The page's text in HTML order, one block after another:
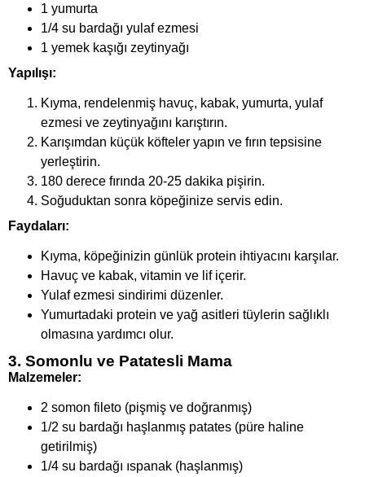
1 yumurta
1/4 su bardağı yulaf ezmesi
1 yemek kaşığı zeytinyağı
Yapılışı:
Kıyma, rendelenmiş havuç, kabak, yumurta, yulaf
ezmesi ve zeytinyağını karıştırın.
Karışımdan küçük köfteler yapın ve fırın tepsisine
yerleştirin.
180 derece fırında 20-25 dakika pişirin.
Soğuduktan sonra köpeğinize servis edin.
Faydaları:
Kıyma, köpeğinizin günlük protein ihtiyacını karşılar.
Havuç ve kabak, vitamin ve lif içerir.
Yulaf ezmesi sindirimi düzenler.
Yumurtadaki protein ve yağ asitleri tüylerin sağlıklı
olmasına yardımcı olur.
3. Somonlu ve Patatesli Mama
Malzemeler:
2 somon fileto (pişmiş ve doğranmış)
1/2 su bardağı haşlanmış patates (püre haline
getirilmiş)
1/4 su bardağı ıspanak (haşlanmış)